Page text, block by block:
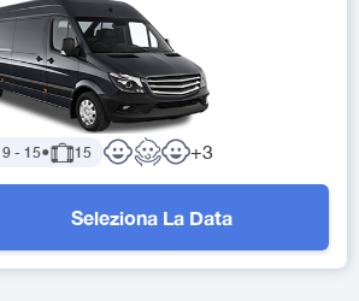
9- 15● 15 +3
Seleziona La Data